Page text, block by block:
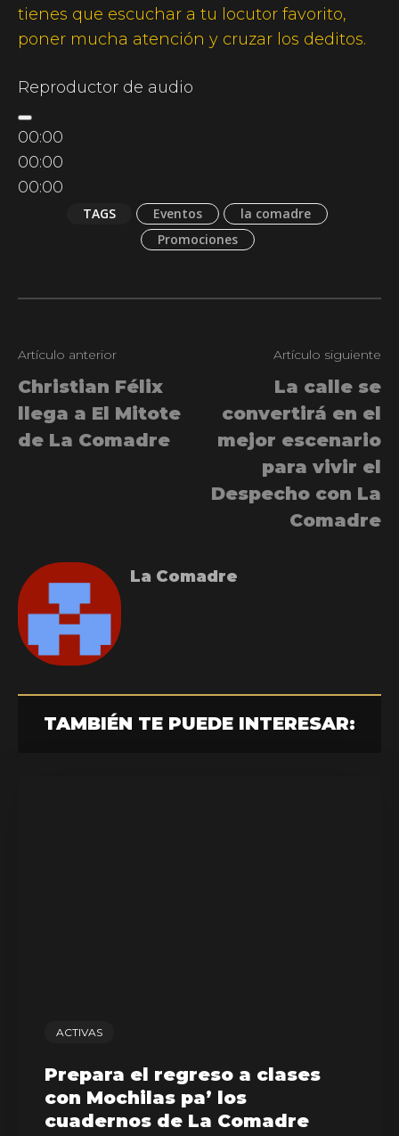
tienes que escuchar a tu locutor favorito,
poner mucha atención y cruzar los deditos.
Reproductor de audio
00:00
00:00
00:00
TAGS Eventos
la comadre
Promociones
Artículo anterior
Christian Félix
llega a El Mitote
de La Comadre
Artículo siguiente
La calle se
convertirá en el
mejor escenario
para vivir el
Despecho con La
Comadre
La Comadre
TAMBIÉN TE PUEDE INTERESAR:
ACTIVAS
Prepara el regreso a clases
con Mochilas pa’ los
cuadernos de La Comadre